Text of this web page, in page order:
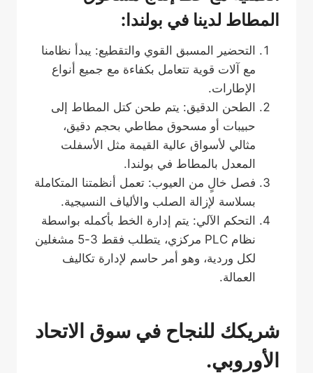
المطاط لدينا في بولندا:
التحضير المسبق القوي والتقطيع: يبدأ نظامنا
مع آلات قوية تتعامل بكفاءة مع جميع أنواع
الإطارات.
الطحن الدقيق: يتم طحن كتل المطاط إلى
حبيبات أو مسحوق مطاطي بحجم دقيق،
مثالي لأسواق عالية القيمة مثل الأسفلت
المعدل بالمطاط في بولندا.
فصل خالٍ من العيوب: تعمل أنظمتنا المتكاملة
بسلاسة لإزالة الصلب والألياف النسيجية.
التحكم الآلي: يتم إدارة الخط بأكمله بواسطة
نظام PLC مركزي، يتطلب فقط 3-5 مشغلين
لكل وردية، وهو أمر حاسم لإدارة تكاليف
العمالة.
شريكك للنجاح في سوق الاتحاد
الأوروبي.